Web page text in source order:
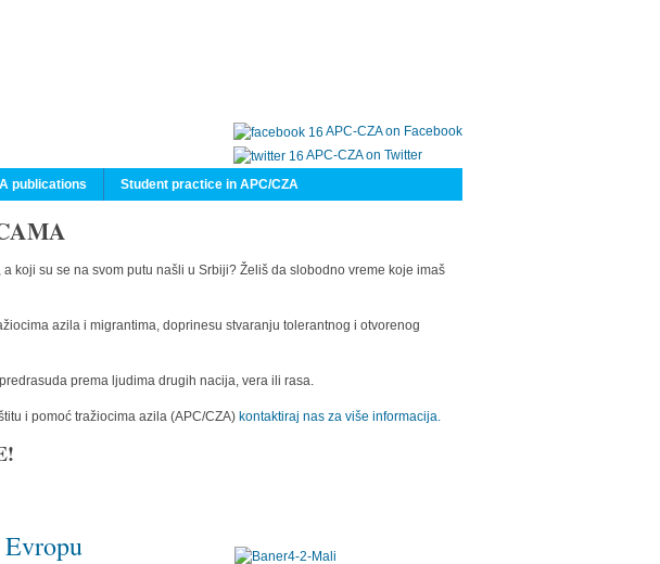
APC-CZA on Facebook
APC-CZA on Twitter
publications Student practice in APC/CZA
koji su se na svom putu našli u Srbiji? Želiš da slobodno vreme koje imaš
azila i migrantima, doprinesu stvaranju tolerantnog i otvorenog
prema ljudima drugih nacija, vera ili rasa.
i pomoć tražiocima azila (APC/CZA) kontaktiraj nas za više informacija.